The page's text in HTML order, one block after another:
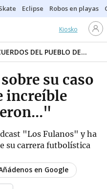
Eclipse Robos en playas
Kiosko
DEL PUEBLO DE...
su caso
increíble
"Los Fulanos" y ha
su carrera futbolística
en Google